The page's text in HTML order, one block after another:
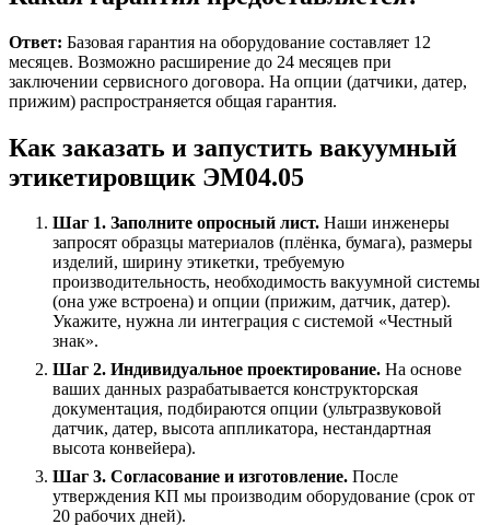
Ответ: Базовая гарантия на оборудование составляет 12
месяцев. Возможно расширение до 24 месяцев при
заключении сервисного договора. На опции (датчики, датер,
прижим) распространяется общая гарантия.
Как заказать и запустить вакуумный
этикетировщик ЭМ04.05
Шаг 1. Заполните опросный лист. Наши инженеры
запросят образцы материалов (плёнка, бумага), размеры
изделий, ширину этикетки, требуемую
производительность, необходимость вакуумной системы
(она уже встроена) и опции (прижим, датчик, датер).
Укажите, нужна ли интеграция с системой «Честный
знак».
Шаг 2. Индивидуальное проектирование. На основе
ваших данных разрабатывается конструкторская
документация, подбираются опции (ультразвуковой
датчик, датер, высота аппликатора, нестандартная
высота конвейера).
Шаг 3. Согласование и изготовление. После
утверждения КП мы производим оборудование (срок от
20 рабочих дней).